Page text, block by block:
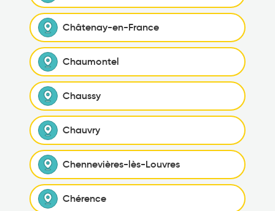
Châtenay-en-France
Chaumontel
Chaussy
Chauvry
Chennevières-lès-Louvres
Chérence